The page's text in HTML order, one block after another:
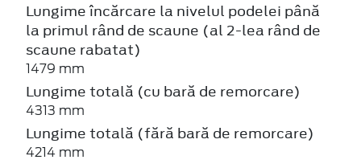
Lungime încărcare la nivelul podelei până
la primul rând de scaune (al 2-lea rând de
scaune rabatat)
1479 mm
Lungime totală (cu bară de remorcare)
4313 mm
Lungime totală (fără bară de remorcare)
4214 mm